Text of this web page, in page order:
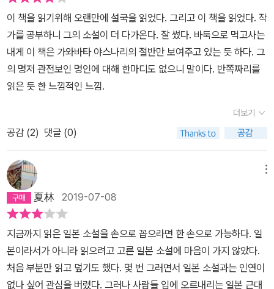
앞에 선 기분이었다.​ 적막한 설원의 아름다움에는 매번 매혹될 수밖
에 없지만 그곳에 오래 머무를 수는 없다. 우리가 돌아올 곳은 결국 따
뜻한 집과 사람들이 있는 세상이니까. 가와바타의 단편 한 편도 안 읽
어보고 말하기에 우습지만, 내가 저자의 설명을 통해 짐작한 가와바
타의 문학 속 세계는 그런 설원과 같다. 나는 선문답 같은 가와바타의
비판하는 오에 겐자부로의 노벨 문학상 수상 연설에 더 공감한다. 섬
세한 허무의 극한까지 파고드는 가와바타의 묘사는 매혹적이지만, 문
학과 삶이 별개가 아니라는 신념 아래 사회 비판적인 작품들을 쓰고
직접 행동했던 오에의 행보를 지지한다(사실 오에 겐자부로의 작품도
한 편 안 읽어봤으면서 이러는 것이 우습지만). 내게도 사는 것이 쉽
지 않지만 허무보다는 삶을 지향하니까. 그럼에도 분주하고 복잡한
현실 세계에 지치면 가와바타 야스나리의 문학 속 세계에 잠시 머물
다 돌아오게 될 것 같다. 뼛속까지 스며드는 섬세한 허무와 아름다움
에 매혹되었다가 이 정도면 됐다고 느꼈을 때.
일지도 모른다. 우리는 거장을 저 높은 선반 위에 올려두고 가끔 찬탄
하고 우러를 뿐 가까이 하지 않았던 것이다. 그래서 모두 알지만 잘 알
지 못하는 어떤 존재가 되고 만다. 아, 고전 문학이 그런 것이라 했던
가? 생각보다 더 가깝고 생각보다 더 어려운 알 듯 말 듯한 세상이 펼
쳐진다._ 허연 시인은 설국이 오역되는 일이 몹시 안타까웠음에 틀림
없다. ‘가와바타 야스나리’라는 작가와 ‘설국’이라는 작품을 따로 떼어
생각하기는 힘들겠으나 작가에 대한 것 이상으로 ‘설국’과 ‘이즈의 무
희’라는 작품에 대해 상세히 설명한다. 그 설명은 얼마쯤은 반가웠으
에게는 새로운 시각과 재미를 주겠으나 읽지 않은 사람들에겐 압박이
될 수도 있겠다 싶었다. 아, 그만큼 시인은 그 작품과 작가를 사랑하는
구나를 느낄 수 있었다. 작품의 해설은 내멋대로 할테다!라는 내겐 조
금 부담스러웠다. 새로운 발견을 위해 그 정도는 감수할 수 있지만 말
이다._ 여름이 다가올 무렵, 하얗고 서늘한 풍경 속에서 혼자 눈장난
을 하다가 시들해진 볼이 다 튼 얼굴에 눈물을 가득 머금은 큰 눈의 어
린이를 떠올린다. 내게 가와바타 야스나리는 그런 느낌이다. 시인의
시선을 따라가다보니 더욱 그렇게 다가왔다. 기회를 놓쳐서 영원히
이 책을 읽기위해 오랜만에 설국을 읽었다. 그리고 이 책을 읽었다. 작
가를 공부하니 그의 소설이 더 다가온다. 잘 썼다. 바둑으로 먹고사는
내게 이 책은 가와바타 야스나리의 절반만 보여주고 있는 듯 하다. 그
의 명저 관전보인 명인에 대해 한마디도 없으니 말이다. 반쪽짜리를
읽은 듯 한 느낌적인 느낌.
더보기
공감 (2) 댓글 (0)
夏林 2019-07-08
지금까지 읽은 일본 소설을 손으로 꼽으라면 한 손으로 가능하다. 일
본이라서가 아니라 읽으려고 고른 일본 소설에 마음이 가지 않았다.
처음 부분만 읽고 덮기도 했다. 몇 번 그러면서 일본 소설과는 인연이
없나 싶어 관심을 버렸다. 그러나 사람들 입에 오르내리는 일본 근대